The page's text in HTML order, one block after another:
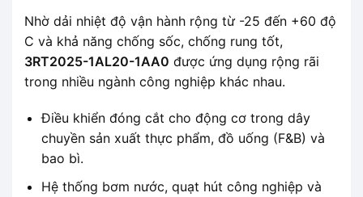
Nhờ dải nhiệt độ vận hành rộng từ -25 đến +60 độ
C và khả năng chống sốc, chống rung tốt,
3RT2025-1AL20-1AA0 được ứng dụng rộng rãi
trong nhiều ngành công nghiệp khác nhau.
Điều khiển đóng cắt cho động cơ trong dây
chuyền sản xuất thực phẩm, đồ uống (F&B) và
bao bì.
Hệ thống bơm nước, quạt hút công nghiệp và